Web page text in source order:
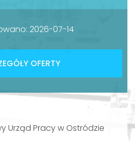
2026-07-14
OFERTY
Urząd Pracy w Ostródzie